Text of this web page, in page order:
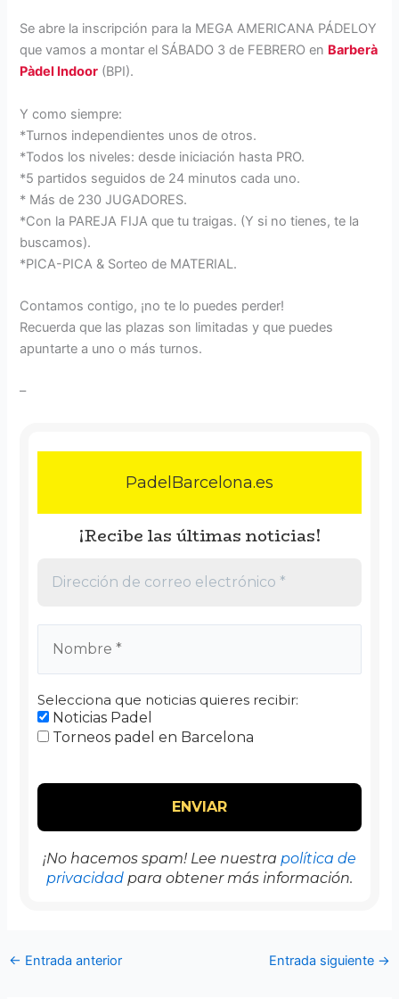
Se abre la inscripción para la MEGA AMERICANA PÁDELOY
que vamos a montar el SÁBADO 3 de FEBRERO en Barberà
Pàdel Indoor (BPI).
Y como siempre:
*Turnos independientes unos de otros.
*Todos los niveles: desde iniciación hasta PRO.
*5 partidos seguidos de 24 minutos cada uno.
* Más de 230 JUGADORES.
*Con la PAREJA FIJA que tu traigas. (Y si no tienes, te la
buscamos).
*PICA-PICA & Sorteo de MATERIAL.
Contamos contigo, ¡no te lo puedes perder!
Recuerda que las plazas son limitadas y que puedes
apuntarte a uno o más turnos.
–
PadelBarcelona.es
¡Recibe las últimas noticias!
Selecciona que noticias quieres recibir:
Noticias Padel
Torneos padel en Barcelona
¡No hacemos spam! Lee nuestra política de
privacidad para obtener más información.
← Entrada anterior Entrada siguiente →